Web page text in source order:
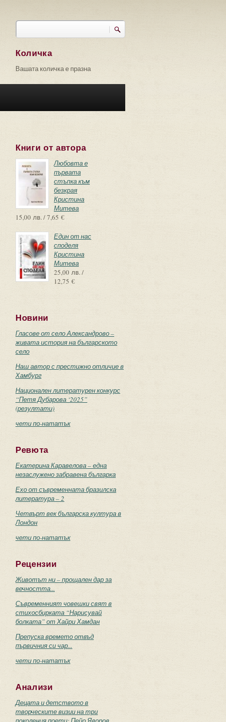
Търси
Количка
Вашата количка е празна
Книги от автора
Любовта е
първата
стъпка към
безкрая
Кристина
Митева
15,00 лв. / 7,65 €
Един от нас
споделя
Кристина
Митева
25,00 лв. /
12,75 €
Новини
Гласове от село Александрово –
живата история на българското
село
Наш автор с престижно отличие в
Хамбург
Национален литературен конкурс
“Петя Дубарова ‘2025”
(резултати)
чети по-нататък
Ревюта
Екатерина Каравелова – една
незаслужено забравена българка
Ехо от съвременната бразилска
литература – 2
Четвърт век българска култура в
Лондон
чети по-нататък
Рецензии
Животът ни – прощален дар за
вечността...
Съвременният човешки свят в
стихосбирката “Нарисувай
болката” от Хайри Хамдан
Препуска времето отвъд
първичния си чар...
чети по-нататък
Анализи
Децата и детството в
творческите визии на три